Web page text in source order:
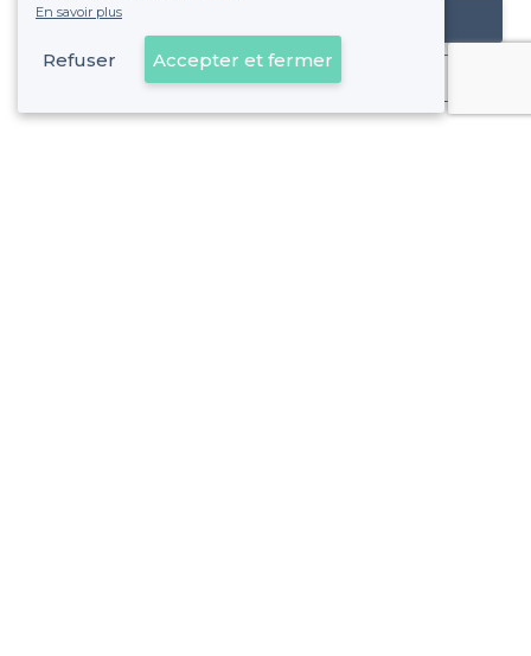
Référencer mon établissement
Déjà client
En savoir plus
Refuser Accepter et fermer